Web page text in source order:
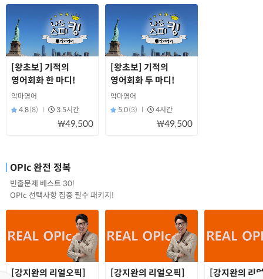
[왕초보] 기적의
영어회화 한 마디!
악마영어
4.8(8) 3.5시간
₩49,500
[왕초보] 기적의
영어회화 두 마디!
악마영어
5.0(3) 4시간
₩49,500
OPIc 완전 정복
빈출문제 베스트 30!
OPIc 선택사항 집중 필수 패키지!
[강지완의 리얼오픽]
[강지완의 리얼오픽]
[강지완의 리